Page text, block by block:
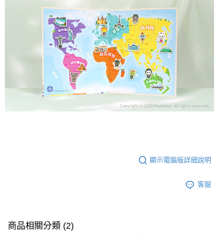
顯示電腦版詳細說明
客服
商品相關分類 (2)